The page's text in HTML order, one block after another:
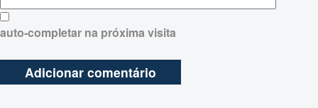
auto-completar na próxima visita